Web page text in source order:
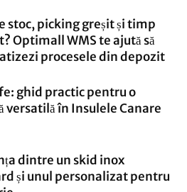
stoc, picking greșit și timp
Optimall WMS te ajută să
procesele din depozit
ghid practic pentru o
versatilă în Insulele Canare
dintre un skid inox
și unul personalizat pentru